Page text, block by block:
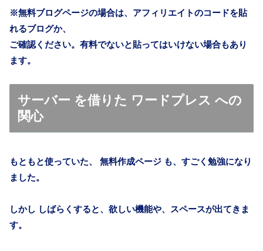
※無料ブログページの場合は、アフィリエイトのコードを貼
れるブログか、
ご確認ください。有料でないと貼ってはいけない場合もあり
ます。
サーバー を借りた ワードプレス への
関心
もともと使っていた、 無料作成ページ も、すごく勉強になり
ました。
しかし しばらくすると、欲しい機能や、 スペースが出てきま
す。